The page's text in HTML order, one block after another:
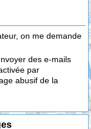
on me demande
des e-mails
par
abusif de la